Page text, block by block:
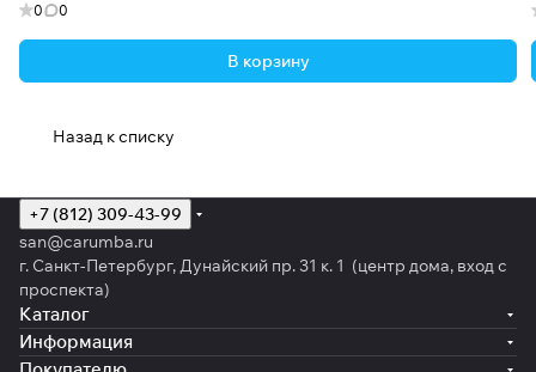
0 0
В корзину
Назад к списку
+7 (812) 309-43-99
san@carumba.ru
г. Санкт-Петербург, Дунайский пр. 31 к. 1 (центр дома, вход с
проспекта)
Каталог
Информация